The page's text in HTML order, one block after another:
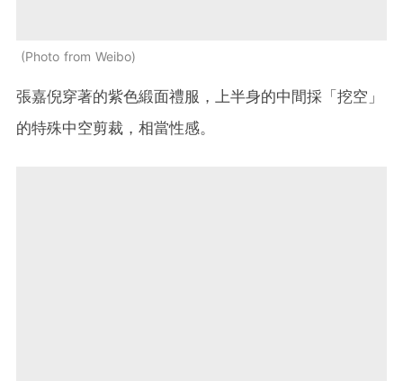
Photo from Weibo
張嘉倪穿著的紫色緞面禮服，上半身的中間採「挖空」
的特殊中空剪裁，相當性感。